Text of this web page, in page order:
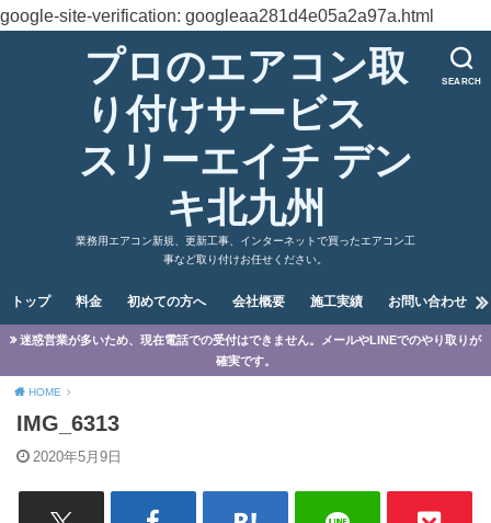
google-site-verification: googleaa281d4e05a2a97a.html
SEARCH
プロのエアコン取
り付けサービス
スリーエイチ デン
キ北九州
業務用エアコン新規、更新工事、インターネットで買ったエアコン工
事など取り付けお任せください。
トップ 料金 初めての方へ 会社概要 施工実績 お問い合わせ
迷惑営業が多いため、現在電話での受付はできません。メールやLINEでのやり取りが
確実です。
HOME
IMG_6313
2020年5月9日